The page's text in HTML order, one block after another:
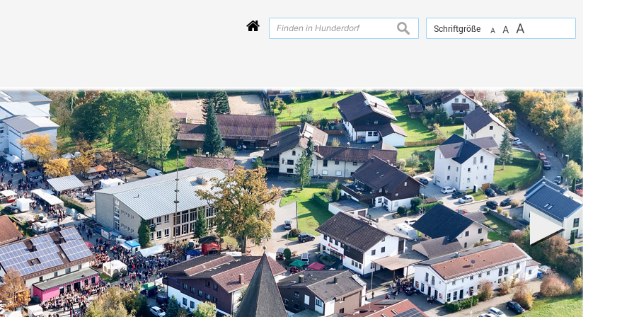
Schriftgröße A A A
suchen